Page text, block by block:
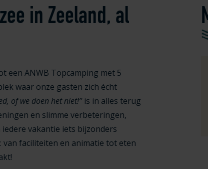
in Zeeland, al
een ANWB Topcamping met 5
waar onze gasten zich écht
of we doen het niet!”is in alles terug
en slimme verbeteringen,
vakantie iets bijzonders
van faciliteiten en animatie tot eten